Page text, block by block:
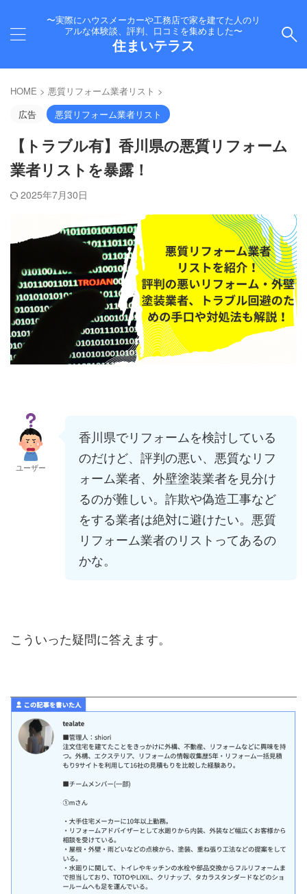
〜実際にハウスメーカーや工務店で家を建てた人のリ
アルな体験談、評判、口コミを集めました〜
住まいテラス
HOME > 悪質リフォーム業者リスト >
広告
悪質リフォーム業者リスト
【トラブル有】香川県の悪質リフォーム
業者リストを暴露！
2025年7月30日
ユーザー
香川県でリフォームを検討している
のだけど、評判の悪い、悪質なリフ
ォーム業者、外壁塗装業者を見分け
るのが難しい。詐欺や偽造工事など
をする業者は絶対に避けたい。悪質
リフォーム業者のリストってあるの
かな。
こういった疑問に答えます。